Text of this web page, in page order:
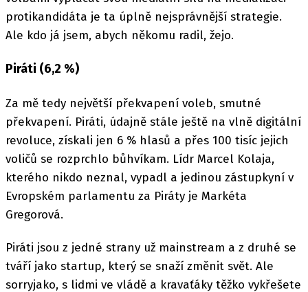
protikandidáta je ta úplně nejsprávnější strategie.
Ale kdo já jsem, abych někomu radil, žejo.
Piráti (6,2 %)
Za mě tedy největší překvapení voleb, smutné
překvapení. Piráti, údajně stále ještě na vlně digitální
revoluce, získali jen 6 % hlasů a přes 100 tisíc jejich
voličů se rozprchlo bůhvíkam. Lídr Marcel Kolaja,
kterého nikdo neznal, vypadl a jedinou zástupkyní v
Evropském parlamentu za Piráty je Markéta
Gregorová.
Piráti jsou z jedné strany už mainstream a z druhé se
tváří jako startup, který se snaží změnit svět. Ale
sorryjako, s lidmi ve vládě a kravaťáky těžko vykřešete